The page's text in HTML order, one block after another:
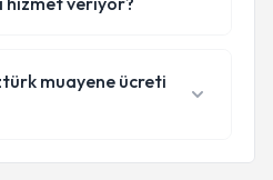
muayene ücreti